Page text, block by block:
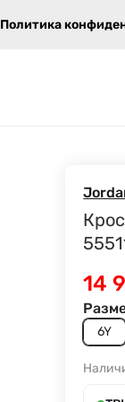
Политика
14
6Y